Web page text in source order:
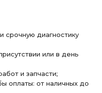
срочную диагностику
или в день
и запчасти;
оплаты: от наличных до